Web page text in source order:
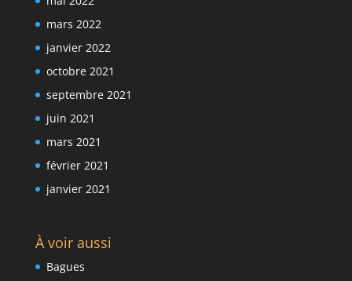
mars 2022
janvier 2022
octobre 2021
septembre 2021
juin 2021
mars 2021
février 2021
janvier 2021
À voir aussi
Bagues